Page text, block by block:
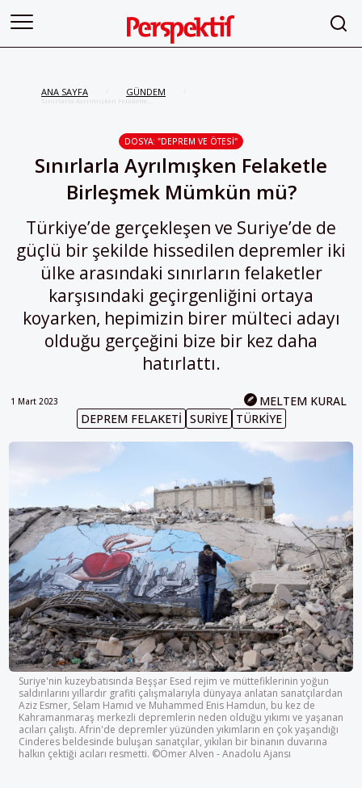
ANA SAYFA GÜNDEM
Sınırlarla Ayrılmışken Felaketle
DOSYA: "DEPREM VE ÖTESI"
Sınırlarla Ayrılmışken Felaketle
Birleşmek Mümkün mü?
Türkiye’de gerçekleşen ve Suriye’de de
güçlü bir şekilde hissedilen depremler iki
ülke arasındaki sınırların felaketler
karşısındaki geçirgenliğini ortaya
koyarken, hepimizin birer mülteci adayı
olduğu gerçeğini bize bir kez daha
hatırlattı.
1 Mart 2023
MELTEM KURAL
DEPREM FELAKETI SURIYE TÜRKIYE
Suriye'nin kuzeybatısında Beşşar Esed rejim ve müttefiklerinin yoğun
saldırılarını yıllardır grafiti çalışmalarıyla dünyaya anlatan sanatçılardan
Aziz Esmer, Selam Hamıd ve Muhammed Enis Hamdun, bu kez de
Kahramanmaraş merkezli depremlerin neden olduğu yıkımı ve yaşanan
acıları çalıştı. Afrin'de depremler yüzünden yıkımların en çok yaşandığı
Cinderes beldesinde buluşan sanatçılar, yıkılan bir binanın duvarına
halkın çektiği acıları resmetti. ©Ömer Alven - Anadolu Ajansı